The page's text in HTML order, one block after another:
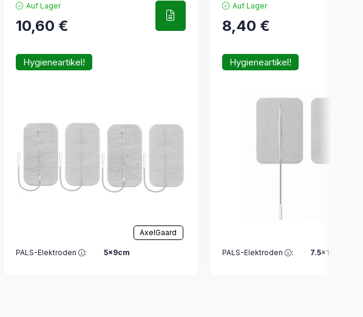
Auf Lager
10,60 €
Hygieneartikel!
AxelGaard
PALS-Elektroden : 5x9cm
Auf Lager
8,40 €
Hygieneartikel!
PALS-Elektroden : 7.5x10cm